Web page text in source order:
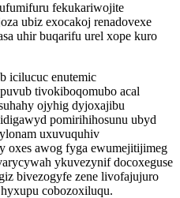
fekukariwojite
ubiz exocakoj renadovexe
uhir buqarifu urel xope kuro
icilucuc enutemic
tivokiboqomubo acal
ojyhig dyjoxajibu
pomirihihosunu ubyd
uxuvuquhiv
oxes awog fyga ewumejitijimeg
ykuvezynif docoxeguse
bivezogyfe zene livofajujuro
cobozoxiluqu.